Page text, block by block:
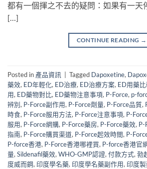
都有一個揮之不去的疑問：如果有一天
[…]
CONTINUE READING →
Posted in 產品資訊 Tagged Dapoxetine,
藥效, ED年輕化, ED治療, ED治療方案, ED用藥
用, ED藥物對比, ED藥物注意事項, P-Force, p-
辨別, P-Force副作用, P-Force劑量, P-Force品質,
時食, P-Force服用方法, P-Force注意事項, P-
服用, P-Force網購, P-Force藥房, P-Force藥效, P-
指南, P-Force購買渠道, P-Force起效時間, P-
P-force香港, P-Force香港哪裡買, P-force香港官
量, Sildenafil藥效, WHO-GMP認證, 付款方式, 勃
度威而鋼, 印度學名藥, 印度學名藥副作用, 印度